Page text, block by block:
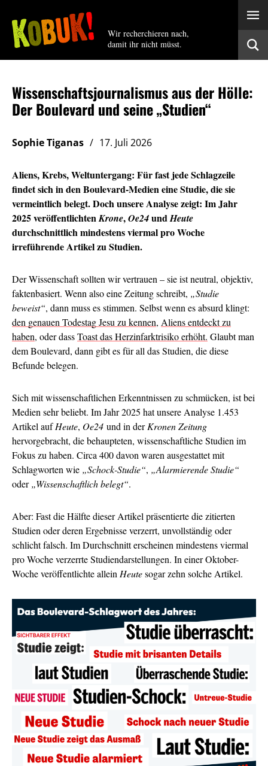
Wir recherchieren nach,
damit ihr nicht müsst.
Wissenschaftsjournalismus aus der Hölle:
Der Boulevard und seine „Studien“
Sophie Tiganas 17. Juli 2026
Aliens, Krebs, Weltuntergang: Für fast jede Schlagzeile
findet sich in den Boulevard-Medien eine Studie, die sie
vermeintlich belegt. Doch unsere Analyse zeigt: Im Jahr
2025 veröffentlichtenKrone,Oe24undHeute
durchschnittlich mindestens viermal pro Woche
irreführende Artikel zu Studien.
Der Wissenschaft sollten wir vertrauen – sie ist neutral, objektiv,
faktenbasiert. Wenn also eine Zeitung schreibt, „Studie
beweist“, dann muss es stimmen. Selbst wenn es absurd klingt:
den genauen Todestag Jesu zu kennen, Aliens entdeckt zu
haben, oder dassToast das Herzinfarktrisiko erhöht. Glaubt man
dem Boulevard, dann gibt es für all das Studien, die diese
Befunde belegen.
Sich mit wissenschaftlichen Erkenntnissen zu schmücken, ist bei
Medien sehr beliebt. Im Jahr 2025 hat unsere Analyse 1.453
Artikel aufHeute, Oe24 und in derKronen Zeitung
hervorgebracht, die behaupteten, wissenschaftliche Studien im
Fokus zu haben. Circa 400 davon waren ausgestattet mit
Schlagworten wie „Schock-Studie“, „Alarmierende Studie“
oder„Wissenschaftlich belegt“.
Aber: Fast die Hälfte dieser Artikel präsentierte die zitierten
Studien oder deren Ergebnisse verzerrt, unvollständig oder
schlicht falsch. Im Durchschnitt erscheinen mindestens viermal
pro Woche verzerrte Studiendarstellungen. In einer Oktober-
Woche veröffentlichte allein Heutesogar zehn solche Artikel.